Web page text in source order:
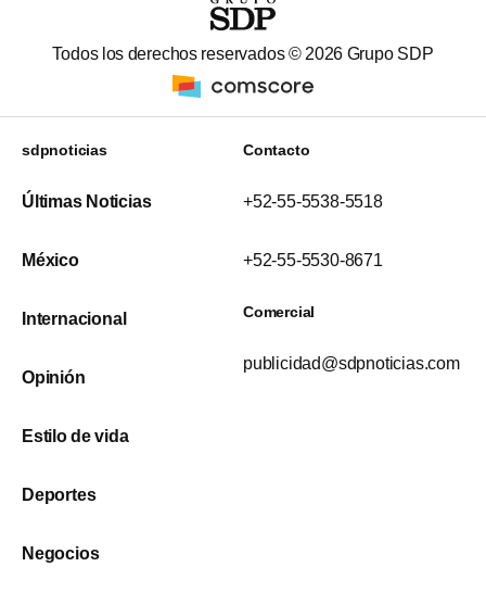
Todos los derechos reservados © 2026 Grupo SDP
sdpnoticias
Últimas Noticias
México
Internacional
Opinión
Estilo de vida
Deportes
Negocios
Contacto
+52-55-5538-5518
+52-55-5530-8671
Comercial
publicidad@sdpnoticias.com